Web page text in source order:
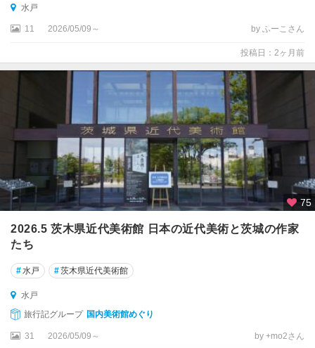
水戸
11 2026/05/09～ by ふーこさん
投稿日：2ヶ月前
75
2026.5 茨木県近代美術館 日本の近代美術と茨城の作家
たち
#水戸 #茨木県近代美術館
水戸
旅行記グループ 国内美術館めぐり
31 2026/05/09～ by +mo2さん